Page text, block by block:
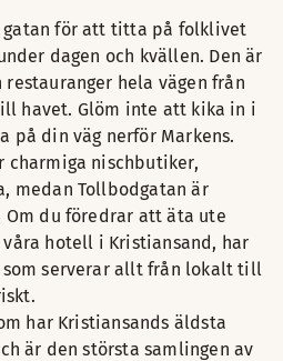
gatan för att titta på folklivet
dagen och kvällen. Den är
hela vägen från
havet. Glöm inte att kika in i
på din väg nerför Markens.
charmiga nischbutiker,
medan Tollbodgatan är
du föredrar att äta ute
hotell i Kristiansand, har
serverar allt från lokalt till
har Kristiansands äldsta
är den största samlingen av